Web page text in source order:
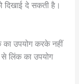
दिखाई दे सकती है।
उपयोग करके नहीं
लिंक का उपयोग